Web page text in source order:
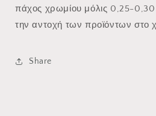
πάχος χρωμίου μόλις 0,25-
την αντοχή των προϊόντων στο
Share